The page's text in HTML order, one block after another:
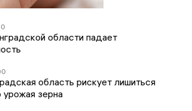
области падает
область рискует лишиться
урожая зерна